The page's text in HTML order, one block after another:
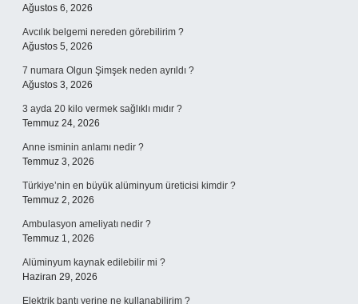
Ağustos 6, 2026
Avcılık belgemi nereden görebilirim ?
Ağustos 5, 2026
7 numara Olgun Şimşek neden ayrıldı ?
Ağustos 3, 2026
3 ayda 20 kilo vermek sağlıklı mıdır ?
Temmuz 24, 2026
Anne isminin anlamı nedir ?
Temmuz 3, 2026
Türkiye’nin en büyük alüminyum üreticisi kimdir ?
Temmuz 2, 2026
Ambulasyon ameliyatı nedir ?
Temmuz 1, 2026
Alüminyum kaynak edilebilir mi ?
Haziran 29, 2026
Elektrik bantı yerine ne kullanabilirim ?